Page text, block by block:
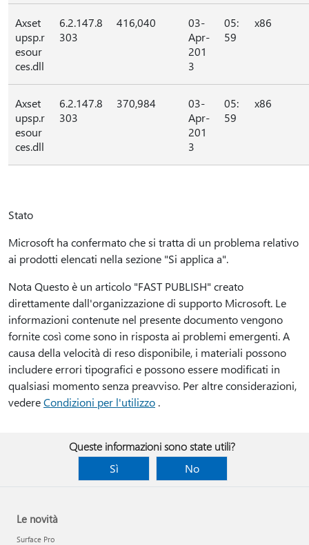
Axset
upsp.r
esour
ces.dll
6.2.147.8
303
416,040
03-
Apr-
201
3
05:
59
x86
Axset
upsp.r
esour
ces.dll
6.2.147.8
303
370,984
03-
Apr-
201
3
05:
59
x86
Stato
Microsoft ha confermato che si tratta di un problema relativo
ai prodotti elencati nella sezione "Si applica a".
Nota Questo è un articolo "FAST PUBLISH" creato
direttamente dall'organizzazione di supporto Microsoft. Le
informazioni contenute nel presente documento vengono
fornite così come sono in risposta ai problemi emergenti. A
causa della velocità di reso disponibile, i materiali possono
includere errori tipografici e possono essere modificati in
qualsiasi momento senza preavviso. Per altre considerazioni,
vedereCondizioni per l'utilizzo .
Queste informazioni sono state utili?
Sì
No
Le novità
Surface Pro